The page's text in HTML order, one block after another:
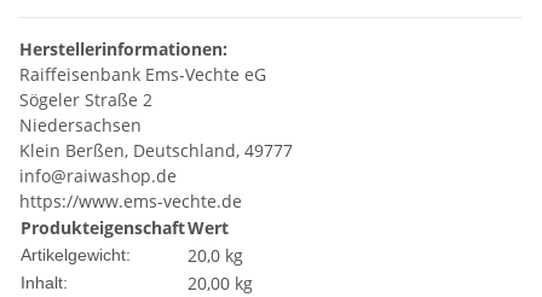
Herstellerinformationen:
Raiffeisenbank Ems-Vechte eG
Sögeler Straße 2
Niedersachsen
Klein Berßen, Deutschland, 49777
info@raiwashop.de
https://www.ems-vechte.de
ProdukteigenschaftWert
Artikelgewicht: 20,0 kg
Inhalt:
20,00 kg